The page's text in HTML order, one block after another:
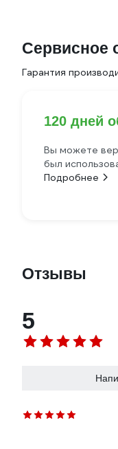
Сервисное
Гарантия
120 дней
Вы можете
был
Подробнее
Отзывы
5